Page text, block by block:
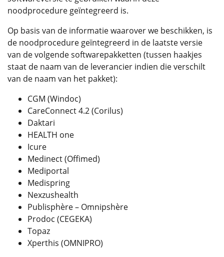
noodprocedure geïntegreerd is.
Op basis van de informatie waarover we beschikken, is
de noodprocedure geïntegreerd in de laatste versie
van de volgende softwarepakketten (tussen haakjes
staat de naam van de leverancier indien die verschilt
van de naam van het pakket):
CGM (Windoc)
CareConnect 4.2 (Corilus)
Daktari
HEALTH one
Icure
Medinect (Offimed)
Mediportal
Medispring
Nexzushealth
Publisphère – Omnipshère
Prodoc (CEGEKA)
Topaz
Xperthis (OMNIPRO)